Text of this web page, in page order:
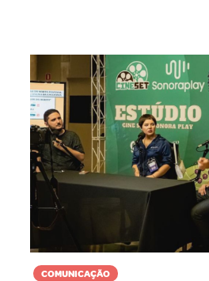
COMUNICAÇÃO